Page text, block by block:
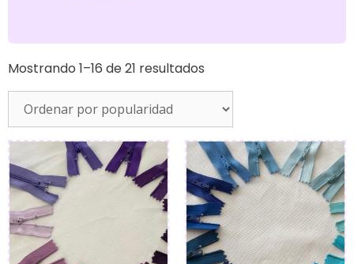
Mostrando 1–16 de 21 resultados